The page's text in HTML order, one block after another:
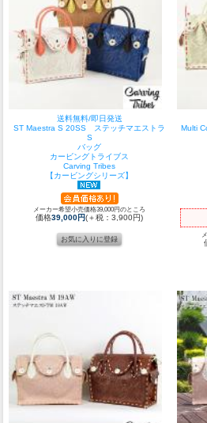
送料無料/即日発送
ST Maestra S 20SS ステッチマエストラ
S
バッグ
カービングトライブス
Carving Tribes
【カービングシリーズ】
メーカー希望小売価格39,000円のところ
価格39,000円(＋税：3,900円)
Multi